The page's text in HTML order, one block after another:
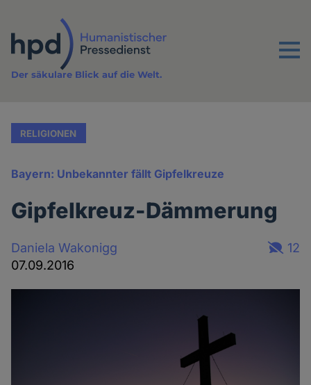
Inhalt
Menu
Der säkulare Blick auf die Welt.
RELIGIONEN
Bayern: Unbekannter fällt Gipfelkreuze
Gipfelkreuz-Dämmerung
Daniela Wakonigg
07.09.2016
12